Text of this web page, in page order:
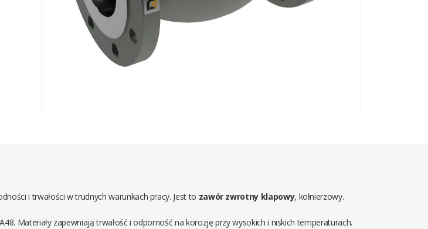
i trwałości w trudnych warunkach pracy. Jest to zawór zwrotny klapowy, kołnierzowy.
Materiały zapewniają trwałość i odporność na korozję przy wysokich i niskich temperaturach.